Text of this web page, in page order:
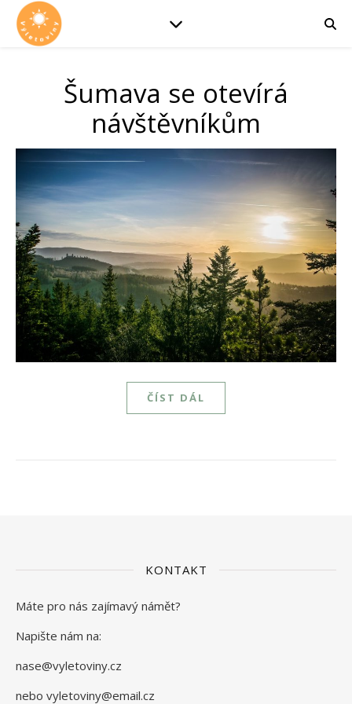
Šumava se otevírá
návštěvníkům
ČÍST DÁL
KONTAKT
Máte pro nás zajímavý námět?
Napište nám na:
nase@vyletoviny.cz
nebo vyletoviny@email.cz